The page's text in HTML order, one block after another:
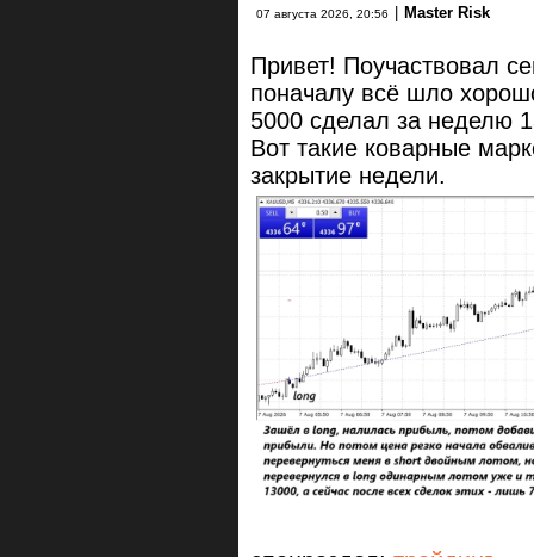
07 августа 2026, 20:56 Master Risk
Привет! Поучаствовал
поначалу всё шло
5000 сделал за неделю
Вот такие коварные
закрытие недели.